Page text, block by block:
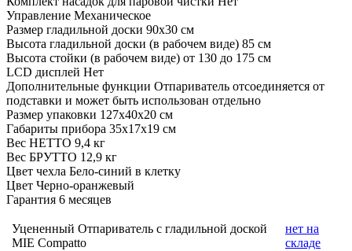
Управление Механическое
Размер гладильной доски 90х30 см
Высота гладильной доски (в рабочем виде) 85 см
Высота стойки (в рабочем виде) от 130 до 175 см
LCD дисплей Нет
Дополнительные функции Отпариватель отсоединяется от
подставки и может быть использован отдельно
Размер упаковки 127х40х20 см
Габариты прибора 35х17х19 см
Вес НЕТТО 9,4 кг
Вес БРУТТО 12,9 кг
Цвет чехла Бело-синий в клетку
Цвет Черно-оранжевый
Гарантия 6 месяцев
Уцененный Отпариватель с гладильной доской
MIE Compatto
нет на
складе